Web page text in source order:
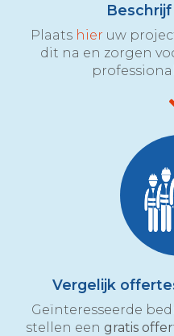
Plaats hier uw
dit na en zorgen
Vergelijk
Geïnteresseerde
stellen een gratis